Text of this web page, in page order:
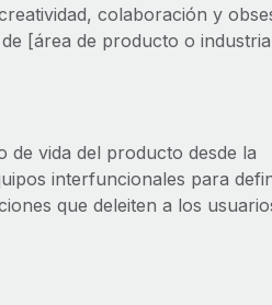
colaboración y
[área de producto o industria
vida del producto desde la
interfuncionales para
que deleiten a los